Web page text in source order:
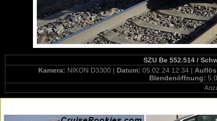
SZU Be 552.514 /
Kamera: NIKON D3300 | Datum: 05.02.24 12:34 |
Blendenöffnung: